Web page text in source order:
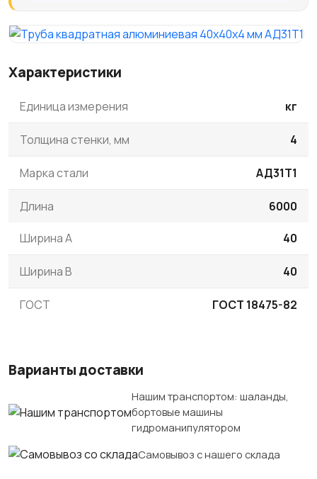
Характеристики
Единица измерения кг
Толщина стенки, мм 4
Марка стали АД31Т1
Длина 6000
Ширина A 40
Ширина B 40
ГОСТ ГОСТ 18475-82
Варианты доставки
Нашим транспортом: шаланды,
бортовые машины
гидроманипулятором
Самовывоз с нашего склада